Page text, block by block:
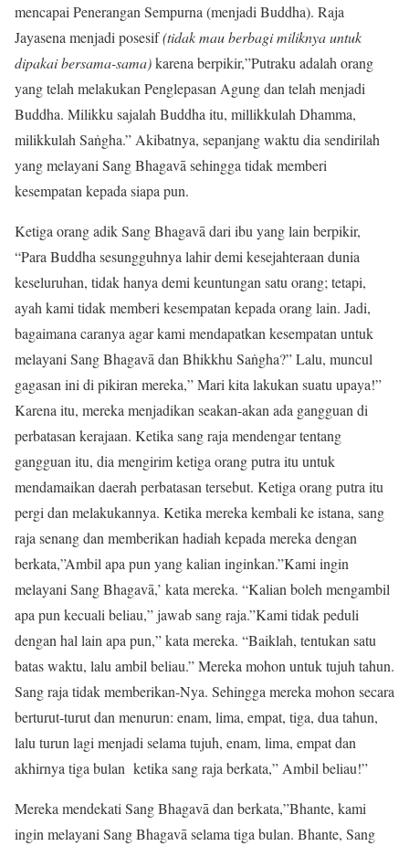
mencapai Penerangan Sempurna (menjadi Buddha). Raja
Jayasena menjadi posesif(tidak mau berbagi miliknya untuk
dipakai bersama-sama)karena berpikir,”Putraku adalah orang
yang telah melakukan Penglepasan Agung dan telah menjadi
Buddha. Milikku sajalah Buddha itu, millikkulah Dhamma,
milikkulah Saṅgha.” Akibatnya, sepanjang waktu dia sendirilah
yang melayani Sang Bhagavā sehingga tidak memberi
kesempatan kepada siapa pun.
Ketiga orang adik Sang Bhagavā dari ibu yang lain berpikir,
“Para Buddha sesungguhnya lahir demi kesejahteraan dunia
keseluruhan, tidak hanya demi keuntungan satu orang; tetapi,
ayah kami tidak memberi kesempatan kepada orang lain. Jadi,
bagaimana caranya agar kami mendapatkan kesempatan untuk
melayani Sang Bhagavā dan Bhikkhu Saṅgha?” Lalu, muncul
gagasan ini di pikiran mereka,” Mari kita lakukan suatu upaya!”
Karena itu, mereka menjadikan seakan-akan ada gangguan di
perbatasan kerajaan. Ketika sang raja mendengar tentang
gangguan itu, dia mengirim ketiga orang putra itu untuk
mendamaikan daerah perbatasan tersebut. Ketiga orang putra itu
pergi dan melakukannya. Ketika mereka kembali ke istana, sang
raja senang dan memberikan hadiah kepada mereka dengan
berkata,”Ambil apa pun yang kalian inginkan.”Kami ingin
melayani Sang Bhagavā,’ kata mereka. “Kalian boleh mengambil
apa pun kecuali beliau,” jawab sang raja.”Kami tidak peduli
dengan hal lain apa pun,” kata mereka. “Baiklah, tentukan satu
batas waktu, lalu ambil beliau.” Mereka mohon untuk tujuh tahun.
Sang raja tidak memberikan-Nya. Sehingga mereka mohon secara
berturut-turut dan menurun: enam, lima, empat, tiga, dua tahun,
lalu turun lagi menjadi selama tujuh, enam, lima, empat dan
akhirnya tiga bulan ketika sang raja berkata,” Ambil beliau!”
Mereka mendekati Sang Bhagavā dan berkata,”Bhante, kami
ingin melayani Sang Bhagavā selama tiga bulan. Bhante, Sang